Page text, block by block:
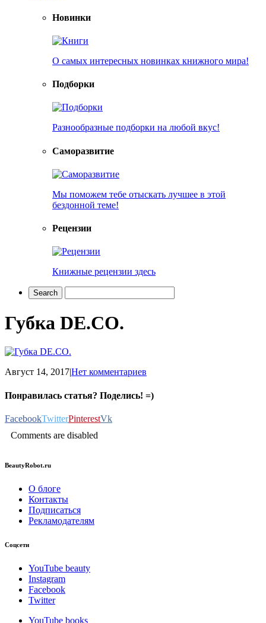
Новинки
О самых интересных новинках книжного мира!
Подборки
Разнообразные подборки на любой вкус!
Саморазвитие
Мы поможем тебе отыскать лучшее в этой
бездонной теме!
Рецензии
Книжные рецензии здесь
Губка DE.CO.
Август 14, 2017|Нет комментариев
Понравилась статья? Поделись! =)
FacebookTwitterPinterestVk
Comments are disabled
BeautyRobot.ru
О блоге
Контакты
Подписаться
Рекламодателям
Соцсети
YouTube beauty
Instagram
Facebook
Twitter
YouTube books